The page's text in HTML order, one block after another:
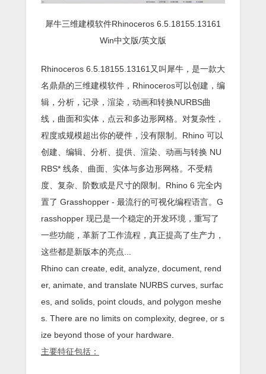
犀牛三维建模软件Rhinoceros 6.5.18155.13161
Win中文版/英文版
Rhinoceros 6.5.18155.13161又叫犀牛，是一款大
名鼎鼎的三维建模软件，Rhinoceros可以创建，编
辑，分析，记录，渲染，动画和转换NURBS曲
线，曲面和实体，点云和多边形网格。对复杂性，
程度或规模超出你的硬件，没有限制。Rhino 可以
创建、编辑、分析、提供、渲染、动画与转换 NU
RBS* 线条、曲面、实体与多边形网格。不受精
度、复杂、阶数或是尺寸的限制。Rhino 6 完全内
置了 Grasshopper - 最流行的可视化编程语言。G
rasshopper 现已是一个稳定的开发环境，重写了
一些功能，革新了工作流程，真正提高了生产力，
这些都是新版本的亮点...
Rhino can create, edit, analyze, document, rend
er, animate, and translate NURBS curves, surfac
es, and solids, point clouds, and polygon meshe
s. There are no limits on complexity, degree, or s
ize beyond those of your hardware.
主要特征包括：